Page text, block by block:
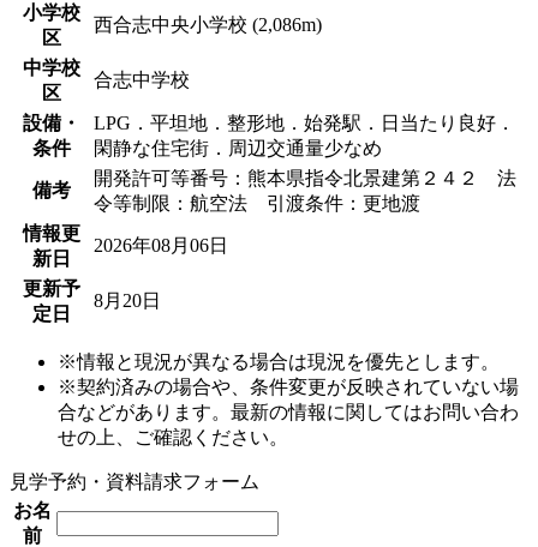
小学校
区
西合志中央小学校 (2,086m)
中学校
区
合志中学校
設備・
条件
LPG．平坦地．整形地．始発駅．日当たり良好．
閑静な住宅街．周辺交通量少なめ
備考
開発許可等番号：熊本県指令北景建第２４２ 法
令等制限：航空法 引渡条件：更地渡
情報更
新日
2026年08月06日
更新予
定日
8月20日
※情報と現況が異なる場合は現況を優先とします。
※契約済みの場合や、条件変更が反映されていない場
合などがあります。最新の情報に関してはお問い合わ
せの上、ご確認ください。
見学予約・資料請求フォーム
お名
前